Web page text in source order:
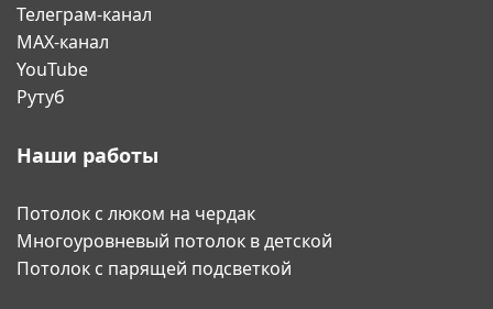
Телеграм-канал
MAX-канал
YouTube
Рутуб
Наши работы
Потолок с люком на чердак
Многоуровневый потолок в детской
Потолок с парящей подсветкой